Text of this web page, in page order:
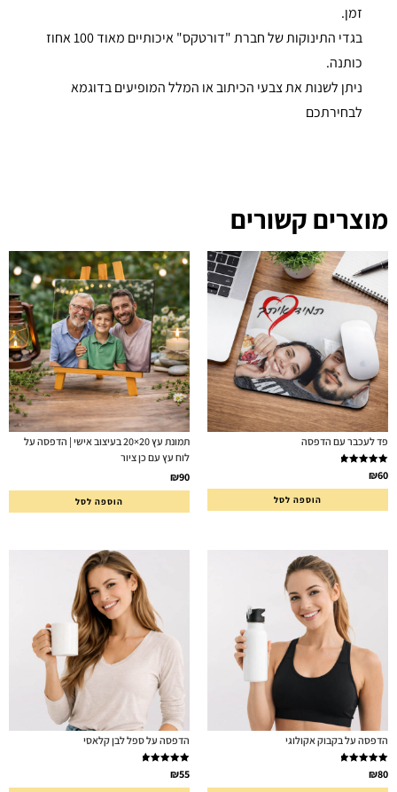
זמן.
בגדי התינוקות של חברת "דורטקס" איכותיים מאוד 100 אחוז
כותנה.
ניתן לשנות את צבעי הכיתוב או המלל המופיעים בדוגמא
לבחירתכם
מוצרים קשורים
פד לעכבר עם הדפסה
דורג5.00₪60
הוספה לסל
תמונת עץ 20×20 בעיצוב אישי | הדפסה על
לוח עץ עם כן ציור
₪90
הוספה לסל
הדפסה על בקבוק אקולוגי
דורג5.00₪80
הדפסה על ספל לבן קלאסי
דורג5.00₪55